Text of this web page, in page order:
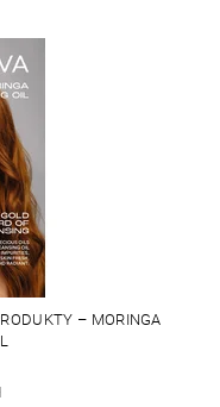
– MORINGA